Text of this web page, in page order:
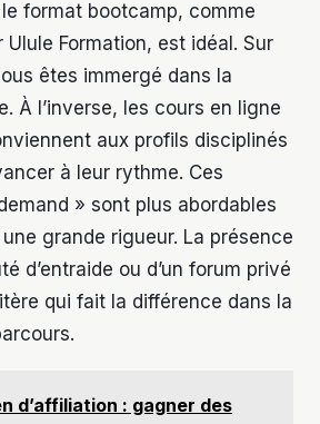
le format bootcamp, comme
Formation, est idéal. Sur
êtes immergé dans la
À l’inverse, les cours en ligne
aux profils disciplinés
à leur rythme. Ces
» sont plus abordables
grande rigueur. La présence
d’entraide ou d’un forum privé
qui fait la différence dans la
d’affiliation : gagner des